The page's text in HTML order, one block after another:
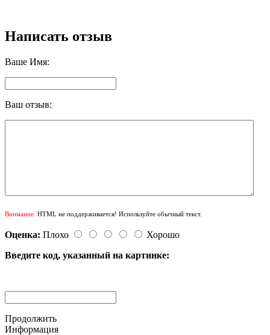
Написать отзыв
Ваше Имя:
Ваш отзыв:
Внимание: HTML не поддерживается! Используйте обычный текст.
Оценка: Плохо
Хорошо
Введите код, указанный на картинке:
Продолжить
Информация